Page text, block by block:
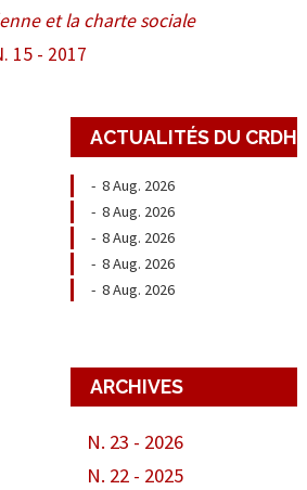
et la charte sociale
15 - 2017
ACTUALITÉS DU CRDH
-8 Aug. 2026
-8 Aug. 2026
-8 Aug. 2026
-8 Aug. 2026
-8 Aug. 2026
ARCHIVES
N. 23 - 2026
N. 22 - 2025